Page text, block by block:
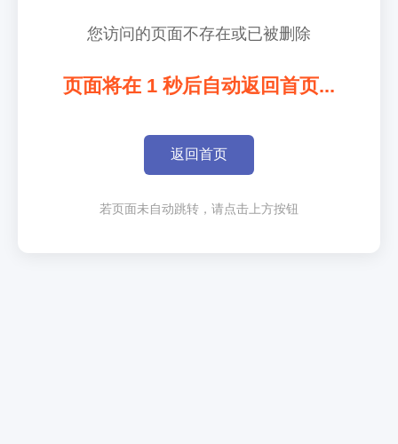
您访问的页面不存在或已被删除
页面将在 1 秒后自动返回首页...
返回首页
若页面未自动跳转，请点击上方按钮